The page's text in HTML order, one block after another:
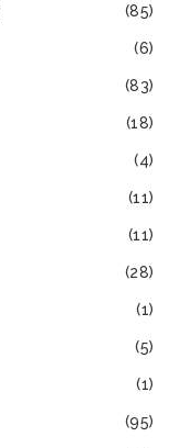
(85)
(6)
(83)
(18)
(4)
(11)
(11)
(28)
(1)
(5)
(1)
(95)